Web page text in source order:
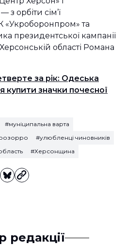
з орбіти сім’ї
«Укроборонпром» та
президентської кампанії
області Романа
за рік: Одеська
купити значки почесної
#муніципальна варта
#улюбленці чиновників
#Херсонщина
редакції